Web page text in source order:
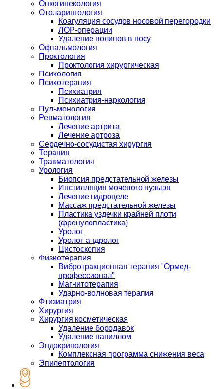
Онкогинекология
Отоларингология
Коагуляция сосудов носовой перегородки
ЛОР-операции
Удаление полипов в носу
Офтальмология
Проктология
Проктология хирургическая
Психология
Психотерапия
Психиатрия
Психиатрия-наркология
Пульмонология
Ревматология
Лечение артрита
Лечение артроза
Сердечно-сосудистая хирургия
Терапия
Травматология
Урология
Биопсия предстательной железы
Инстилляция мочевого пузыря
Лечение гидроцеле
Массаж предстательной железы
Пластика уздечки крайней плоти
(френулопластика)
Уролог
Уролог-андролог
Цистоскопия
Физиотерапия
Вибротракционная терапия "Ормед-
профессионал"
Магнитотерапия
Ударно-волновая терапия
Фтизиатрия
Хирургия
Хирургия косметическая
Удаление бородавок
Удаление папиллом
Эндокринология
Комплексная программа снижения веса
Эпилептология